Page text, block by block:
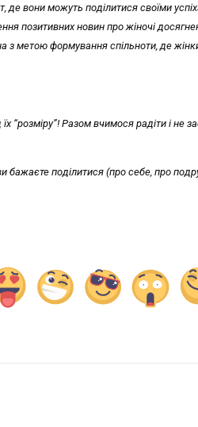
де вони можуть поділитися своїми
позитивних новин про жіночі
з метою формування спільноти, де
“розміру”! Разом вчимося радіти і
бажаєте поділитися (про себе, про